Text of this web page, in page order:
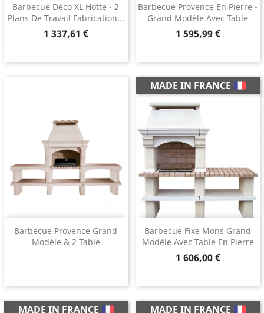
Barbecue Déco XL Hotte - 2
Plans De Travail Fabrication...
Prix
1 337,61 €
Barbecue Provence En Pierre -
Grand Modèle Avec Table
Prix
1 595,99 €
Barbecue Provence Grand
Modèle & 2 Table
Barbecue Fixe Mons Grand
Modèle Avec Table En Pierre
Prix
1 606,00 €
MADE IN FRANCE
MADE IN FRANCE MADE IN FRANCE